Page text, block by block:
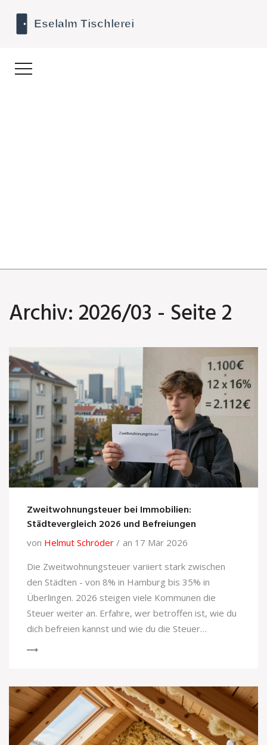
Archiv: 2026/03 - Seite 2
Zweitwohnungsteuer bei Immobilien:
Städtevergleich 2026 und Befreiungen
von Helmut Schröder
an 17 Mär 2026
Die Zweitwohnungsteuer variiert stark zwischen
den Städten - von 8% in Hamburg bis 35% in
Überlingen. 2026 steigen viele Kommunen die
Steuer weiter an. Erfahre, wer betroffen ist, wie du
dich befreien kannst und wie du die Steuer